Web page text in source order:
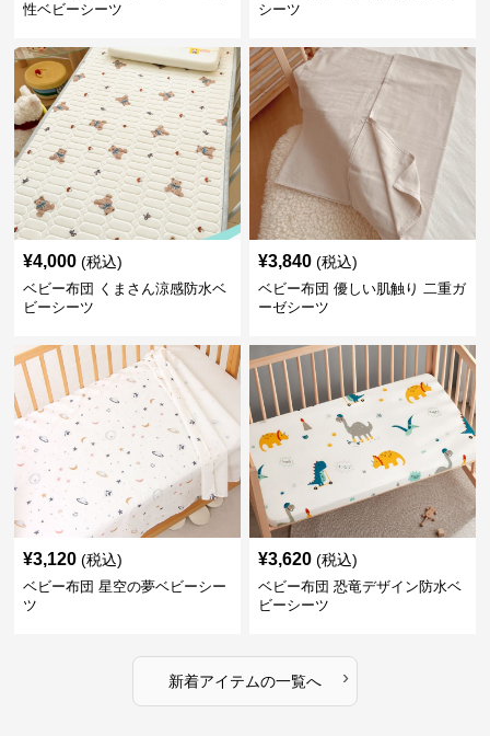
性ベビーシーツ
シーツ
¥4,000 (税込)
ベビー布団 くまさん涼感防水ベ
ビーシーツ
¥3,840 (税込)
ベビー布団 優しい肌触り 二重ガ
ーゼシーツ
¥3,120 (税込)
ベビー布団 星空の夢ベビーシー
ツ
¥3,620 (税込)
ベビー布団 恐竜デザイン防水ベ
ビーシーツ
新着アイテムの一覧へ ›